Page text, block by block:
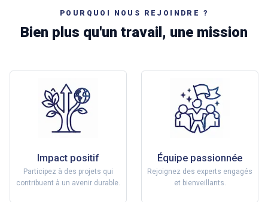
POURQUOI NOUS REJOINDRE ?
Bien plus qu'un travail, une mission
Impact positif
Participez à des projets qui
contribuent à un avenir durable.
Équipe passionnée
Rejoignez des experts engagés
et bienveillants.